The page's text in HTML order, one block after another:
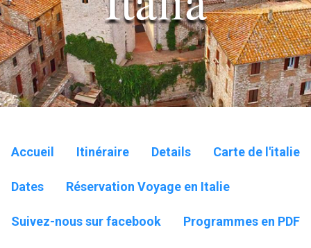
Accueil Itinéraire Details Carte de l'italie
Dates Réservation Voyage en Italie
Suivez-nous sur facebook Programmes en PDF